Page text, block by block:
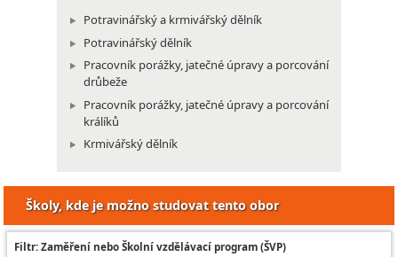
Potravinářský a krmivářský dělník
Potravinářský dělník
Pracovník porážky, jatečné úpravy a porcování
drůbeže
Pracovník porážky, jatečné úpravy a porcování
králíků
Krmivářský dělník
Školy, kde je možno studovat tento obor
Filtr: Zaměření nebo Školní vzdělávací program (ŠVP)